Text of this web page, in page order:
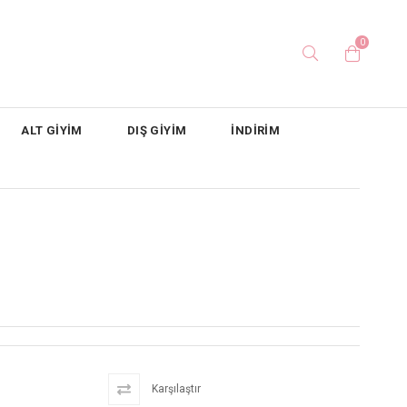
0
ALT GİYİM DIŞ GİYİM İNDİRİM
Karşılaştır